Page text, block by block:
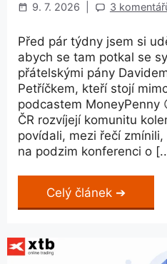
9. 7. 2026 3
Před pár týdny jsem si
abych se tam potkal se
přátelskými pány
Petříčkem, kteří stojí
podcastem MoneyPenny
ČR rozvíjejí komunitu
povídali, mezi řečí
na podzim konferenci o
Celý článek